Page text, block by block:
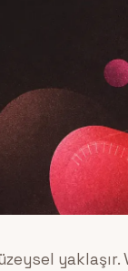
yaklaşır.